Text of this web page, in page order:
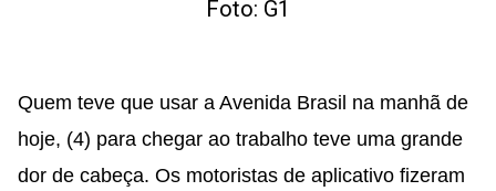
Foto: G1
Quem teve que usar a Avenida Brasil na manhã de
hoje, (4) para chegar ao trabalho teve uma grande
dor de cabeça. Os motoristas de aplicativo fizeram